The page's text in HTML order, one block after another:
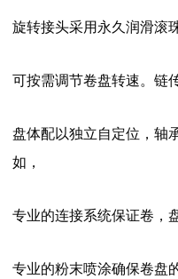
旋转接头采用永久润滑滚
可按需调节卷盘转速。链
盘体配以独立自定位，轴
如，
专业的连接系统保证卷，
专业的粉末喷涂确保卷盘